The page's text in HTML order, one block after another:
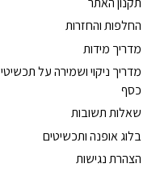
החלפות והחזרות
מדריך מידות
מדריך ניקוי ושמירה על תכשיטי
כסף
שאלות תשובות
בלוג אופנה ותכשיטים
הצהרת נגישות